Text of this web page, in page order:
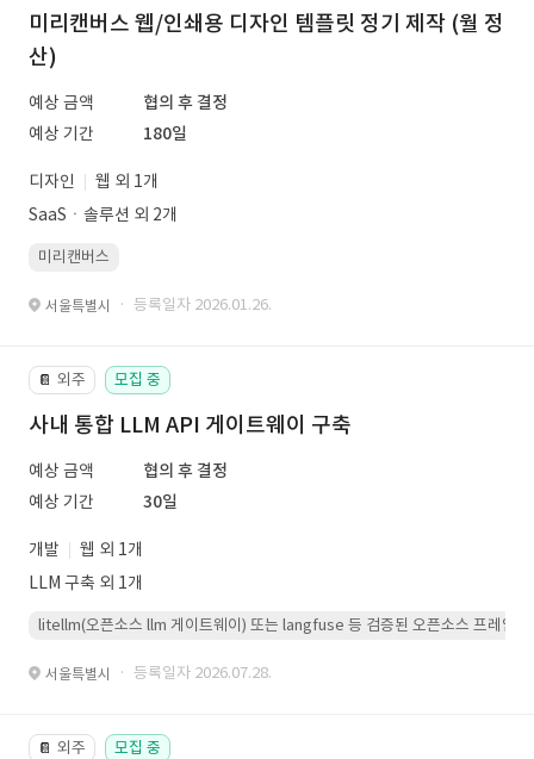
미리캔버스 웹/인쇄용 디자인 템플릿 정기 제작 (월 정
산)
예상 금액
협의 후 결정
예상 기간
180일
디자인
웹 외 1개
SaaSㆍ솔루션 외 2개
미리캔버스
서울특별시 · 등록일자 2026.01.26.
📔 외주 모집 중
사내 통합 LLM API 게이트웨이 구축
예상 금액
협의 후 결정
예상 기간
30일
개발
웹 외 1개
LLM 구축 외 1개
litellm(오픈소스 llm 게이트웨이) 또는 langfuse 등 검증된 오픈소스 프레임워
서울특별시 · 등록일자 2026.07.28.
📔 외주 모집 중